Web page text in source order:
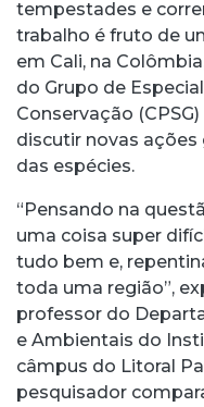
tempestades e
trabalho é fruto de
em Cali, na
do Grupo de
Conservação
discutir novas
das espécies.
“Pensando na
uma coisa super
tudo bem e,
toda uma região”,
professor do
e Ambientais do
câmpus do Litoral
pesquisador